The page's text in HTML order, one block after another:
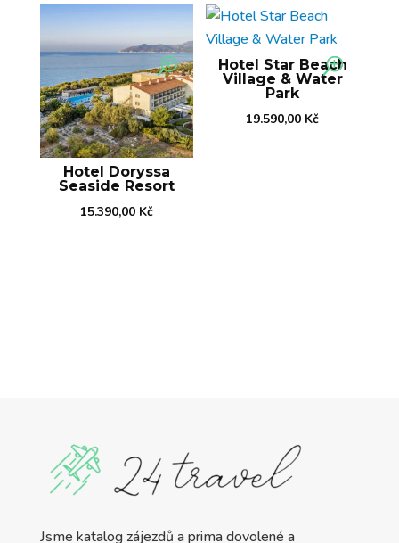
Hotel Doryssa
Seaside Resort
15.390,00 Kč
Hotel Star Beach
Village & Water
Park
19.590,00 Kč
Jsme katalog zájezdů a prima dovolené a